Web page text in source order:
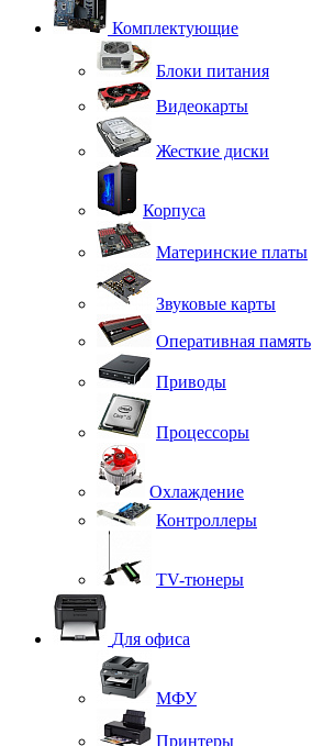
Комплектующие
Блоки питания
Видеокарты
Жесткие диски
Корпуса
Материнские платы
Звуковые карты
Оперативная память
Приводы
Процессоры
Охлаждение
Контроллеры
TV-тюнеры
Для офиса
МФУ
Принтеры